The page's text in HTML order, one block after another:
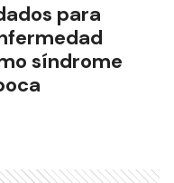
para
síndrome